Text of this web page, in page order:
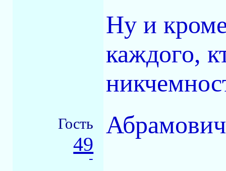
Ну и
каждого,
Гость
49
-